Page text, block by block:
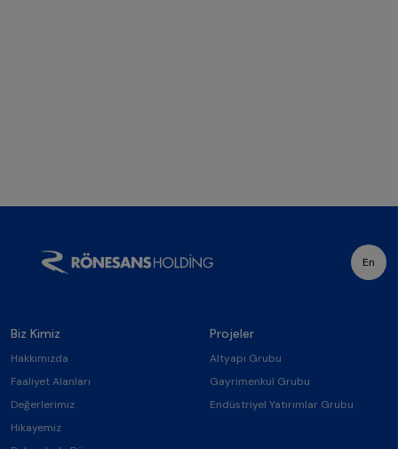
En
Biz Kimiz
Hakkımızda
Faaliyet Alanları
Değerlerimiz
Hikayemiz
Projeler
Altyapı Grubu
Gayrimenkul Grubu
Endüstriyel Yatırımlar Grubu